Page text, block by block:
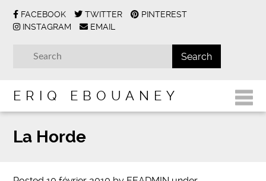
FACEBOOK TWITTER
PINTEREST
INSTAGRAM
EMAIL
ERIQ EBOUANEY
La Horde